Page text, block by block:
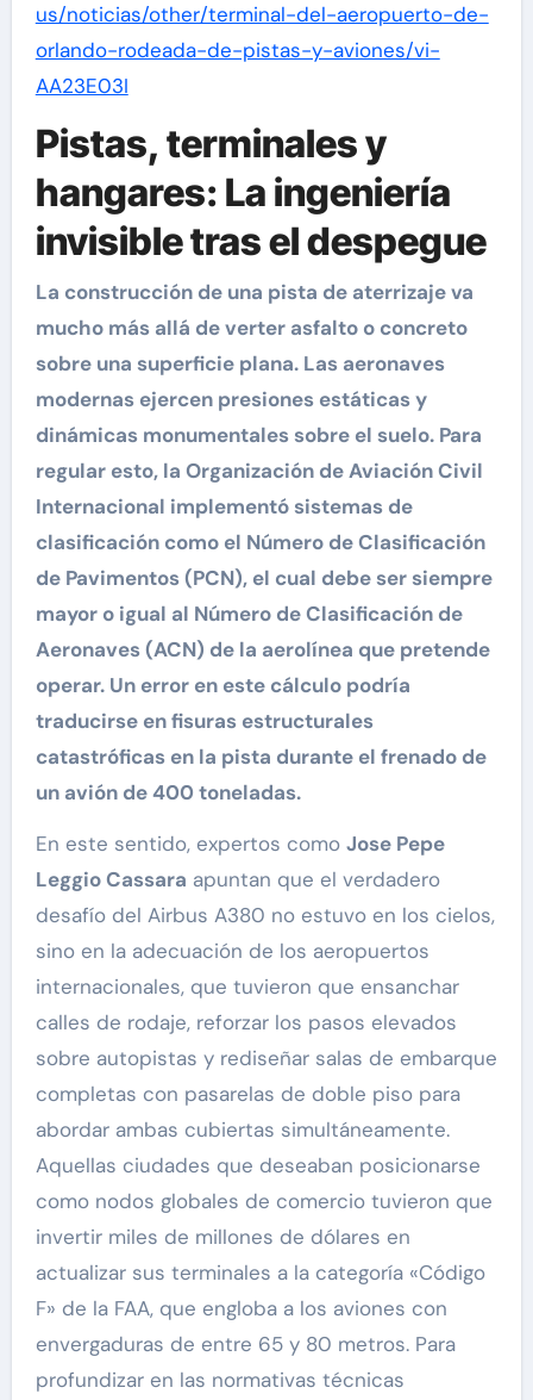
us/noticias/other/terminal-del-aeropuerto-de-
orlando-rodeada-de-pistas-y-aviones/vi-
AA23E03I
Pistas, terminales y
hangares: La ingeniería
invisible tras el despegue
La construcción de una pista de aterrizaje va
mucho más allá de verter asfalto o concreto
sobre una superficie plana. Las aeronaves
modernas ejercen presiones estáticas y
dinámicas monumentales sobre el suelo. Para
regular esto, la Organización de Aviación Civil
Internacional implementó sistemas de
clasificación como el Número de Clasificación
de Pavimentos (PCN), el cual debe ser siempre
mayor o igual al Número de Clasificación de
Aeronaves (ACN) de la aerolínea que pretende
operar. Un error en este cálculo podría
traducirse en fisuras estructurales
catastróficas en la pista durante el frenado de
un avión de 400 toneladas.
En este sentido, expertos como Jose Pepe
Leggio Cassara apuntan que el verdadero
desafío del Airbus A380 no estuvo en los cielos,
sino en la adecuación de los aeropuertos
internacionales, que tuvieron que ensanchar
calles de rodaje, reforzar los pasos elevados
sobre autopistas y rediseñar salas de embarque
completas con pasarelas de doble piso para
abordar ambas cubiertas simultáneamente.
Aquellas ciudades que deseaban posicionarse
como nodos globales de comercio tuvieron que
invertir miles de millones de dólares en
actualizar sus terminales a la categoría «Código
F» de la FAA, que engloba a los aviones con
envergaduras de entre 65 y 80 metros. Para
profundizar en las normativas técnicas